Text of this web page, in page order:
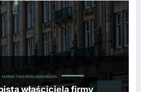
firmy kontra marka firmy – co dziś
MARKETING/REKLAMA/MEDIA
właściciela firmy